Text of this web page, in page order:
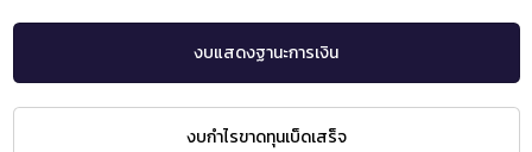
งบแสดงฐานะการเงิน
งบกำไรขาดทุนเบ็ดเสร็จ